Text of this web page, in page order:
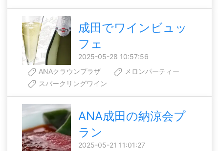
成田でワインビュッ
フェ
2025-05-28 10:57:56
ANAクラウンプラザ
メロンパーティー
スパークリングワイン
ANA成田の納涼会プ
ラン
2025-05-21 11:01:27